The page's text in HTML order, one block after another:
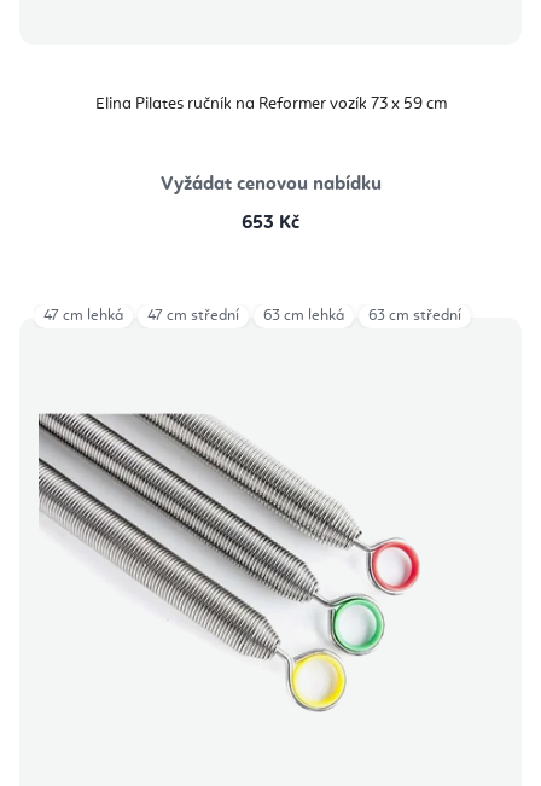
Elina Pilates ručník na Reformer vozík 73 x 59 cm
Vyžádat cenovou nabídku
653 Kč
47 cm lehká 47 cm střední 63 cm lehká 63 cm střední